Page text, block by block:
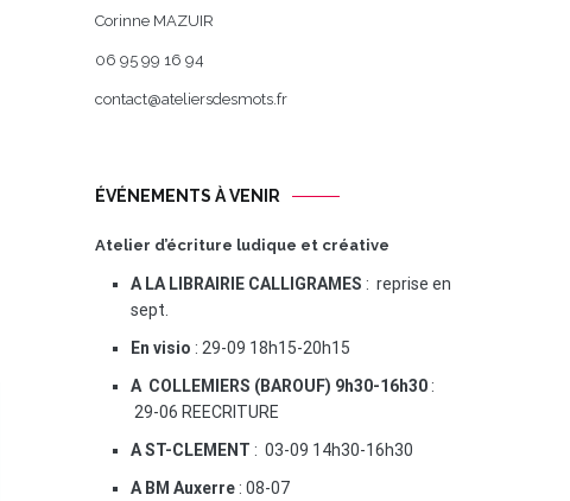
Corinne MAZUIR
06 95 99 16 94
contact@ateliersdesmots.fr
ÉVÉNEMENTS À VENIR
Atelier d’écriture ludique et créative
A LA LIBRAIRIE CALLIGRAMES : reprise en
sept.
En visio : 29-09 18h15-20h15
A COLLEMIERS (BAROUF) 9h30-16h30 :
29-06 REECRITURE
A ST-CLEMENT : 03-09 14h30-16h30
A BM Auxerre : 08-07